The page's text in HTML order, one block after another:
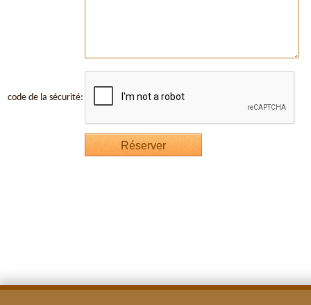
code de la sécurité: